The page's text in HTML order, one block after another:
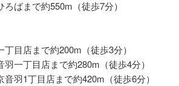
ばまで約550m（徒歩7分）
目店まで約200m（徒歩3分）
一丁目店まで約280m（徒歩4分）
羽1丁目店まで約420m（徒歩6分）